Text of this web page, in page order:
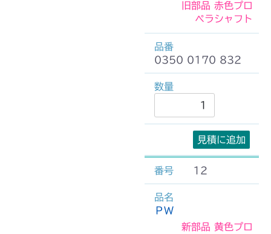
旧部品 赤色プロ
ペラシャフト
0350 0170 832
見積に追加
12
ＰＷ
新部品 黄色プロ